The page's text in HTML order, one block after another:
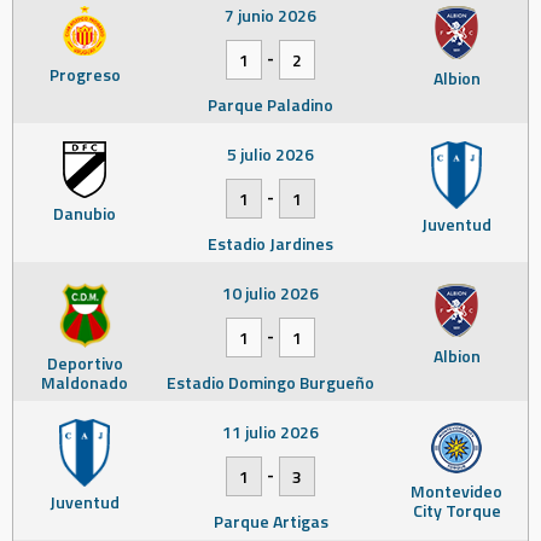
Progreso Albion
7 junio 2026
1
-
2
Parque Paladino
Danubio Juventud
5 julio 2026
1
-
1
Estadio Jardines
Deportivo
Maldonado
Albion
10 julio 2026
1
-
1
Estadio Domingo Burgueño
Juventud Montevideo
City Torque
11 julio 2026
1
-
3
Parque Artigas